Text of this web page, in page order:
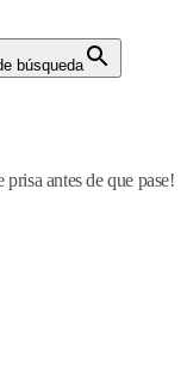
búsqueda
antes de que pase!